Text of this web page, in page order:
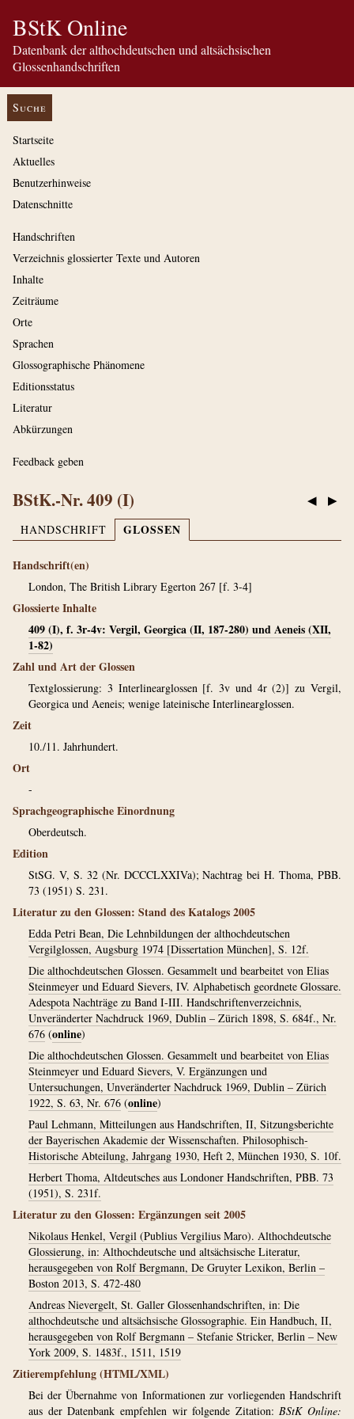
BStK Online
Datenbank der althochdeutschen und altsächsischen
Glossenhandschriften
Suche
Startseite
Aktuelles
Benutzerhinweise
Datenschnitte
Handschriften
Verzeichnis glossierter Texte und Autoren
Inhalte
Zeiträume
Orte
Sprachen
Glossographische Phänomene
Editionsstatus
Literatur
Abkürzungen
Feedback geben
◀ ▶
BStK.-Nr. 409 (I)
HANDSCHRIFT GLOSSEN
Handschrift(en)
London, The British Library Egerton 267 [f. 3-4]
Glossierte Inhalte
409 (I), f. 3r-4v: Vergil, Georgica (II, 187-280) und Aeneis (XII,
1-82)
Zahl und Art der Glossen
Textglossierung: 3 Interlinearglossen [f. 3v und 4r (2)] zu Vergil,
Georgica und Aeneis; wenige lateinische Interlinearglossen.
Zeit
10./11. Jahrhundert.
Ort
-
Sprachgeographische Einordnung
Oberdeutsch.
Edition
StSG. V, S. 32 (Nr. DCCCLXXIVa); Nachtrag bei H. Thoma, PBB.
73 (1951) S. 231.
Literatur zu den Glossen: Stand des Katalogs 2005
Edda Petri Bean, Die Lehnbildungen der althochdeutschen
Vergilglossen, Augsburg 1974 [Dissertation München], S. 12f.
Die althochdeutschen Glossen. Gesammelt und bearbeitet von Elias
Steinmeyer und Eduard Sievers, IV. Alphabetisch geordnete Glossare.
Adespota Nachträge zu Band I-III. Handschriftenverzeichnis,
Unveränderter Nachdruck 1969, Dublin – Zürich 1898, S. 684f., Nr.
676 (online)
Die althochdeutschen Glossen. Gesammelt und bearbeitet von Elias
Steinmeyer und Eduard Sievers, V. Ergänzungen und
Untersuchungen, Unveränderter Nachdruck 1969, Dublin – Zürich
1922, S. 63, Nr. 676 (online)
Paul Lehmann, Mitteilungen aus Handschriften, II, Sitzungsberichte
der Bayerischen Akademie der Wissenschaften. Philosophisch-
Historische Abteilung, Jahrgang 1930, Heft 2, München 1930, S. 10f.
Herbert Thoma, Altdeutsches aus Londoner Handschriften, PBB. 73
(1951), S. 231f.
Literatur zu den Glossen: Ergänzungen seit 2005
Nikolaus Henkel, Vergil (Publius Vergilius Maro). Althochdeutsche
Glossierung, in: Althochdeutsche und altsächsische Literatur,
herausgegeben von Rolf Bergmann, De Gruyter Lexikon, Berlin –
Boston 2013, S. 472-480
Andreas Nievergelt, St. Galler Glossenhandschriften, in: Die
althochdeutsche und altsächsische Glossographie. Ein Handbuch, II,
herausgegeben von Rolf Bergmann – Stefanie Stricker, Berlin – New
York 2009, S. 1483f., 1511, 1519
Zitierempfehlung (HTML/XML)
Bei der Übernahme von Informationen zur vorliegenden Handschrift
aus der Datenbank empfehlen wir folgende Zitation:BStK Online: